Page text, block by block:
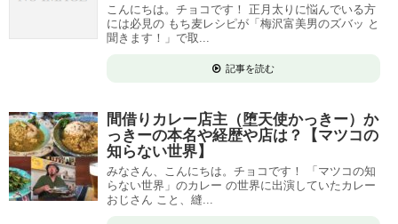
こんにちは。チョコです！ 正月太りに悩んでいる方
には必見の もち麦レシピが「梅沢富美男のズバッ と
聞きます！」で取...
記事を読む
間借りカレー店主（堕天使かっきー）か
っきーの本名や経歴や店は？【マツコの
知らない世界】
みなさん、こんにちは。チョコです！ 「マツコの知
らない世界」のカレー の世界に出演していたカレー
おじさん こと、縫...